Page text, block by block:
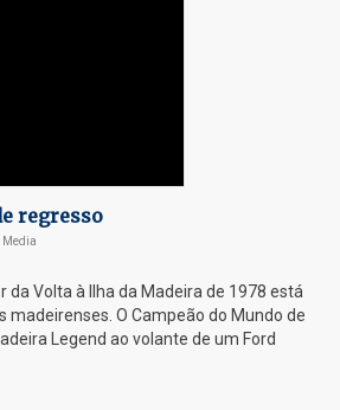
regresso
Media
da Volta à Ilha da Madeira de 1978 está
madeirenses. O Campeão do Mundo de
Legend ao volante de um Ford